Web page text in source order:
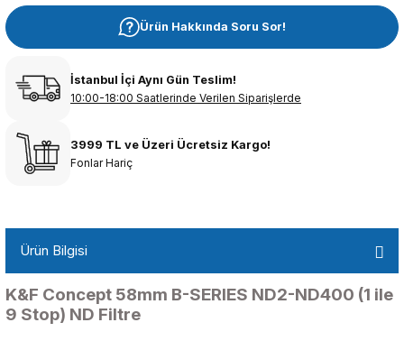
Ürün Hakkında Soru Sor!
İstanbul İçi Aynı Gün Teslim!
10:00-18:00 Saatlerinde Verilen Siparişlerde
3999 TL ve Üzeri Ücretsiz Kargo!
Fonlar Hariç
Ürün Bilgisi
K&F Concept 58mm B-SERIES ND2-ND400 (1 ile
9 Stop) ND Filtre